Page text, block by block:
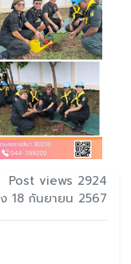
Post views 2924
18 กันยายน 2567